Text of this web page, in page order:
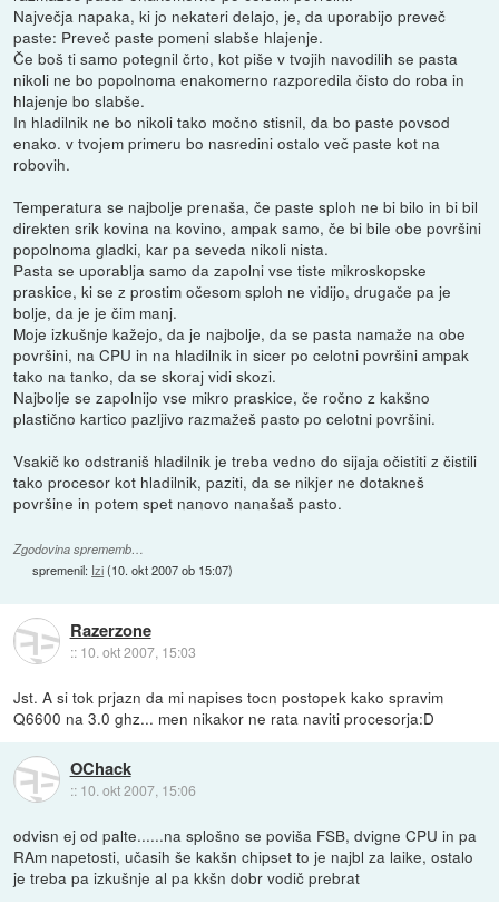
Največja napaka, ki jo nekateri delajo, je, da uporabijo preveč
paste: Preveč paste pomeni slabše hlajenje.
Če boš ti samo potegnil črto, kot piše v tvojih navodilih se pasta
nikoli ne bo popolnoma enakomerno razporedila čisto do roba in
hlajenje bo slabše.
In hladilnik ne bo nikoli tako močno stisnil, da bo paste povsod
enako. v tvojem primeru bo nasredini ostalo več paste kot na
robovih.
Temperatura se najbolje prenaša, če paste sploh ne bi bilo in bi bil
direkten srik kovina na kovino, ampak samo, če bi bile obe površini
popolnoma gladki, kar pa seveda nikoli nista.
Pasta se uporablja samo da zapolni vse tiste mikroskopske
praskice, ki se z prostim očesom sploh ne vidijo, drugače pa je
bolje, da je je čim manj.
Moje izkušnje kažejo, da je najbolje, da se pasta namaže na obe
površini, na CPU in na hladilnik in sicer po celotni površini ampak
tako na tanko, da se skoraj vidi skozi.
Najbolje se zapolnijo vse mikro praskice, če ročno z kakšno
plastično kartico pazljivo razmažeš pasto po celotni površini.
Vsakič ko odstraniš hladilnik je treba vedno do sijaja očistiti z čistili
tako procesor kot hladilnik, paziti, da se nikjer ne dotakneš
površine in potem spet nanovo nanašaš pasto.
Zgodovina sprememb…
spremenil: Izi(10. okt 2007 ob 15:07)
Razerzone
:: 10. okt 2007, 15:03
Jst. A si tok prjazn da mi napises tocn postopek kako spravim
Q6600 na 3.0 ghz... men nikakor ne rata naviti procesorja:D
OChack
:: 10. okt 2007, 15:06
odvisn ej od palte......na splošno se poviša FSB, dvigne CPU in pa
RAm napetosti, učasih še kakšn chipset to je najbl za laike, ostalo
je treba pa izkušnje al pa kkšn dobr vodič prebrat